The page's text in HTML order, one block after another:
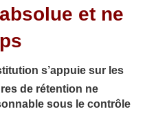
et ne
s’appuie sur les
de rétention ne
sous le contrôle